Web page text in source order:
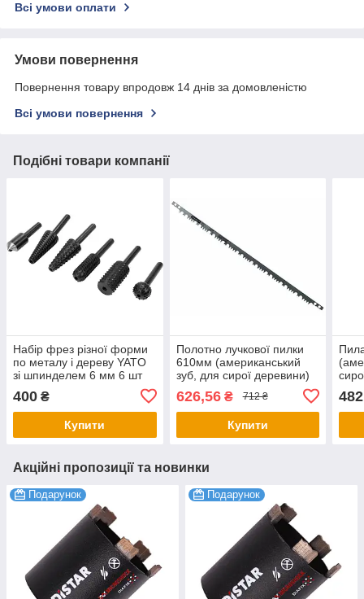
Всі умови оплати
Умови повернення
Повернення товару впродовж 14 днів за домовленістю
Всі умови повернення
Подібні товари компанії
Набір фрез різної форми
по металу і дереву YATO
зі шпинделем 6 мм 6 шт
400 ₴
Купити
Полотно лучкової пилки
610мм (американський
зуб, для сирої деревини)
626,56₴ 712 ₴
Купити
Акційні пропозиції та новинки
Подарунок Подарунок